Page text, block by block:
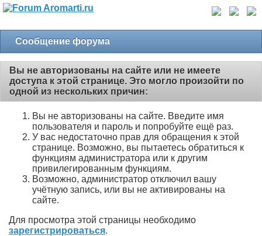
Сообщение форума
Вы не авторизованы на сайте или не имеете
доступа к этой странице. Это могло произойти по
одной из нескольких причин:
Вы не авторизованы на сайте. Введите имя
пользователя и пароль и попробуйте ещё раз.
У вас недостаточно прав для обращения к этой
странице. Возможно, вы пытаетесь обратиться к
функциям администратора или к другим
привилегированным функциям.
Возможно, администратор отключил вашу
учётную запись, или вы не активированы на
сайте.
Для просмотра этой страницы необходимо
зарегистрироваться.